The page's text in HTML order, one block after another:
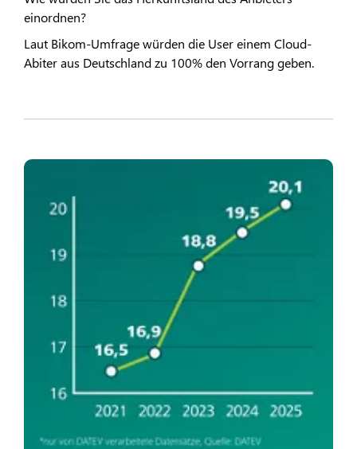
einordnen?
Laut Bikom-Umfrage würden die User einem Cloud-
Abiter aus Deutschland zu 100% den Vorrang geben.